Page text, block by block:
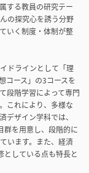
する教員の研究テー
の探究心を誘う分野
いく制度・体制が整
ドラインとして「理
コース」の3コースを
段階学習によって専門
これにより、多様な
デザイン学科では、
群を用意し、段階的に
います。また、経済
としている点も特長と